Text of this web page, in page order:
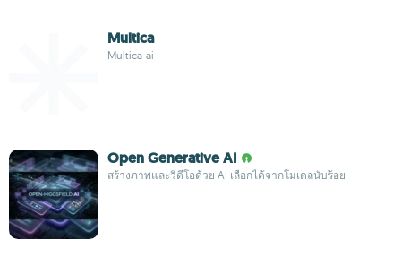
Multica
Multica-ai
Open Generative AI
สร้างภาพและวิดีโอด้วย AI เลือกได้จากโมเดลนับร้อย